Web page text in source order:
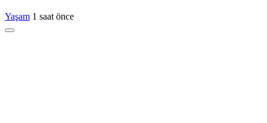
Yaşam 1 saat önce